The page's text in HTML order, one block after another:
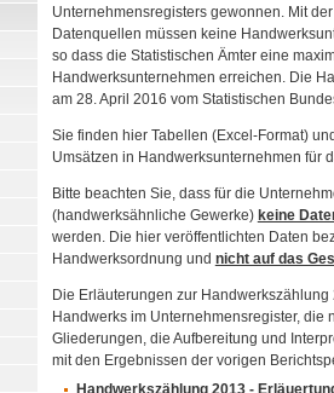
Unternehmensregisters gewonnen. Mit
Datenquellen müssen keine
so dass die Statistischen Ämter eine
Handwerksunternehmen erreichen. Die
am 28. April 2016 vom Statistischen
Sie finden hier Tabellen (Excel-Format)
Umsätzen in Handwerksunternehmen für
Bitte beachten Sie, dass für die
(handwerksähnliche Gewerke) keine
werden. Die hier veröffentlichten Daten
Handwerksordnung und nicht auf das
Die Erläuterungen zur
Handwerks im Unternehmensregister,
Gliederungen, die Aufbereitung und
mit den Ergebnissen der vorigen
Handwerkszählung 2013 -